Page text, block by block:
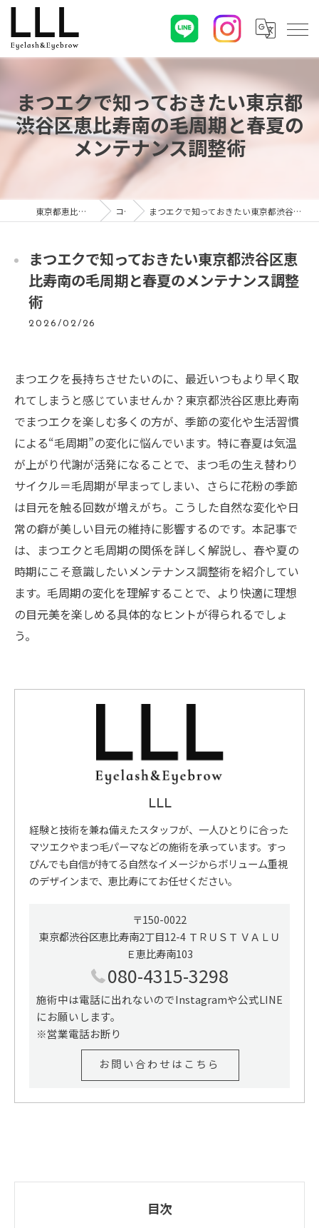
まつエクで知っておきたい東京都
渋谷区恵比寿南の毛周期と春夏の
メンテナンス調整術
東京都恵比寿のマツエクならLLL コラム まつエクで知っておきたい東京都渋谷区恵比寿南の毛周期と春夏のメンテナンス調整術
まつエクで知っておきたい東京都渋谷区恵
比寿南の毛周期と春夏のメンテナンス調整
術
2026/02/26
まつエクを長持ちさせたいのに、最近いつもより早く取
れてしまうと感じていませんか？東京都渋谷区恵比寿南
でまつエクを楽しむ多くの方が、季節の変化や生活習慣
による“毛周期”の変化に悩んでいます。特に春夏は気温
が上がり代謝が活発になることで、まつ毛の生え替わり
サイクル＝毛周期が早まってしまい、さらに花粉の季節
は目元を触る回数が増えがち。こうした自然な変化や日
常の癖が美しい目元の維持に影響するのです。本記事で
は、まつエクと毛周期の関係を詳しく解説し、春や夏の
時期にこそ意識したいメンテナンス調整術を紹介してい
ます。毛周期の変化を理解することで、より快適に理想
の目元美を楽しめる具体的なヒントが得られるでしょ
う。
LLL
経験と技術を兼ね備えたスタッフが、一人ひとりに合った
マツエクやまつ毛パーマなどの施術を承っています。すっ
ぴんでも自信が持てる自然なイメージからボリューム重視
のデザインまで、恵比寿にてお任せください。
〒150-0022
東京都渋谷区恵比寿南2丁目12-4 ＴＲＵＳＴ ＶＡＬＵ
Ｅ恵比寿南103
080-4315-3298
施術中は電話に出れないのでInstagramや公式LINE
にお願いします。
※営業電話お断り
お問い合わせはこちら
目次